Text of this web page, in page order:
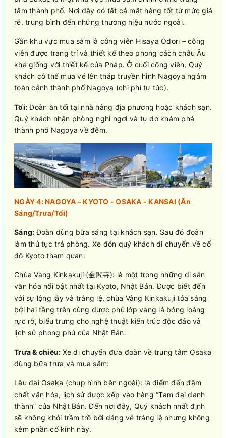
tâm thành phố. Nơi đây có tất cả mặt hàng tốt từ mức giá
rẻ, trung bình đến những thương hiệu nước ngoài.
Gần khu vực mua sắm là công viên Hisaya Odori – công
viên được trang trí và thiết kế theo phong cách châu Âu
khá giống với thiết kế của Pháp. Ở cuối công viên, Quý
khách có thể mua vé lên tháp truyền hình Nagoya ngắm
toàn cảnh thành phố Nagoya (chi phí tự túc).
Tối:Đoàn ăn tối tại nhà hàng địa phương hoặc khách sạn.
Quý khách nhận phòng nghỉ ngơi và tự do khám phá
thành phố Nagoya về đêm.
NGÀY 4: NAGOYA – KYOTO - OSAKA - KANSAI (Ăn
Sáng/Trưa/Tối)
Sáng:Đoàn dùng bữa sáng tại khách sạn. Sau đó đoàn
làm thủ tục trả phòng. Xe đón quý khách di chuyển về cố
đô Kyoto tham quan:
Chùa Vàng Kinkakuji (金閣寺): là một trong những di sản
văn hóa nổi bật nhất tại Kyoto, Nhật Bản. Được biết đến
với sự lộng lẫy và tráng lệ, chùa Vàng Kinkakuji tỏa sáng
bởi hai tầng trên cùng được phủ lớp vàng lá bóng loáng
rực rỡ, biểu trưng cho nghệ thuật kiến trúc độc đáo và
lịch sử phong phú của Nhật Bản.
Trưa & chiều: Xe di chuyển đưa đoàn về trung tâm Osaka
dùng bữa trưa và mua sắm:
Lâu đài Osaka (chụp hình bên ngoài): là điểm đến đậm
chất văn hóa, lịch sử được xếp vào hàng “Tam đại danh
thành” của Nhật Bản. Đến nơi đây, Quý khách nhất định
sẽ không khỏi trầm trồ bởi dáng vẻ tráng lệ nhưng không
kém phần cổ kính này.